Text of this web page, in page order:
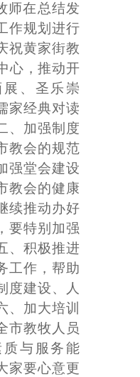
师在总结发
作规划进行
祝黄家街教
心，推动开
、圣乐崇
家经典对读
、加强制度
教会的规范
强堂会建设
教会的健康
续推动办好
要特别加强
、积极推进
工作，帮助
度建设、人
、加大培训
市教牧人员
与服务能
家要心意更